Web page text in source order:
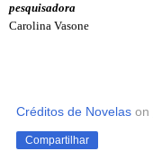
pesquisadora
Carolina Vasone
Créditos de Novelas on
Compartilhar